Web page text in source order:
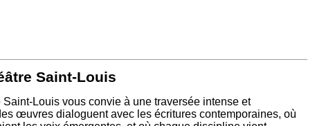
Saint-Louis
Louis vous convie à une traversée intense et
œuvres dialoguent avec les écritures contemporaines, où